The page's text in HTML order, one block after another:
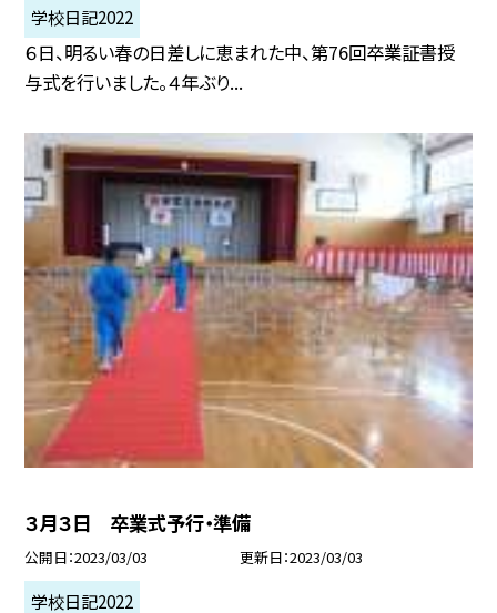
学校日記2022
６日、明るい春の日差しに恵まれた中、第76回卒業証書授
与式を行いました。４年ぶり...
３月３日 卒業式予行・準備
公開日 2023/03/03 更新日 2023/03/03
学校日記2022